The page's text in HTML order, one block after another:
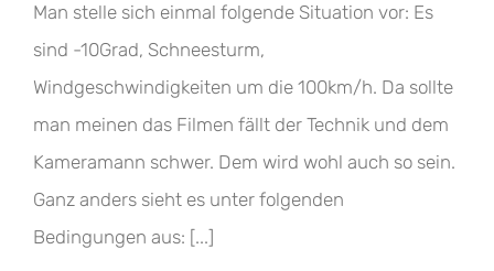
Man stelle sich einmal folgende Situation vor: Es
sind -10Grad, Schneesturm,
Windgeschwindigkeiten um die 100km/h. Da sollte
man meinen das Filmen fällt der Technik und dem
Kameramann schwer. Dem wird wohl auch so sein.
Ganz anders sieht es unter folgenden
Bedingungen aus: [...]